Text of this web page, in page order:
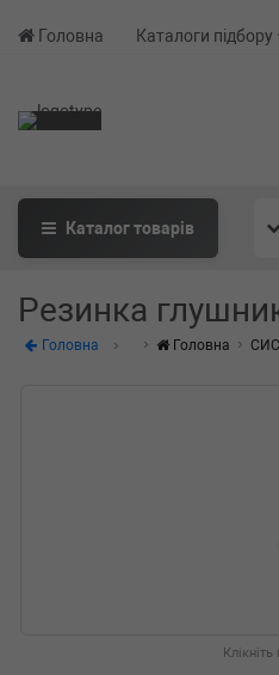
Головна Каталоги підбору
Каталогтоварів
Резинка
Головна Головна